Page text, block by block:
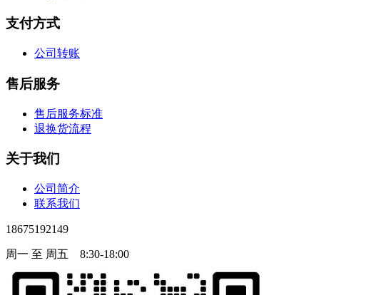
支付方式
公司转账
售后服务
售后服务标准
退换货流程
关于我们
公司简介
联系我们
18675192149
周一 至 周五 8:30-18:00